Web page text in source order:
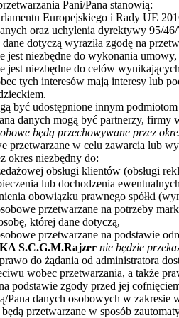
Pani/Pana stanowią:
Europejskiego i Rady UE
oraz uchylenia dyrektywy 95/
dane dotyczą wyraziła zgodę na
jest niezbędne do wykonania
jest niezbędne do celów
tych interesów mają interesy lub
być udostępnione innym
danych mogą być partnerzy,
będą przechowywane przez
przetwarzane w celu zawarcia lub
okres niezbędny do:
obsługi klientów (obsługi
lub dochodzenia
obowiązku prawnego spółki
przetwarzane na potrzeby
której dane dotyczą,
przetwarzane na podstawie
S.C.G.M.Rajzer nie będzie
prawo do żądania od administratora
wobec przetwarzania, a także
podstawie zgody przed jej
Pana danych osobowych w
będą przetwarzane w sposób